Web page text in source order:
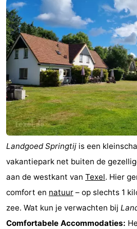
Eibernest
't
Hoogelandt
-
Beach
Park
Texel
-
Buytenveldt
-
De
Krim
-
EuroParcs
Texel
-
Kustpark
Texel
-
Sluftervallei
-
Strandhuys
Villapark
Residentie
-
Villapark
Last
Landgoed Springtij is een
vakantiepark net buiten de
aan de westkant van Texel. Hier
comfort en natuur – op slechts 1
zee. Wat kun je verwachten bij
Comfortabele Accommodaties: